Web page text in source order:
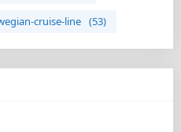
cruise-line (53)